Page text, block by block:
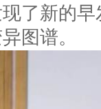
了新的
图谱。